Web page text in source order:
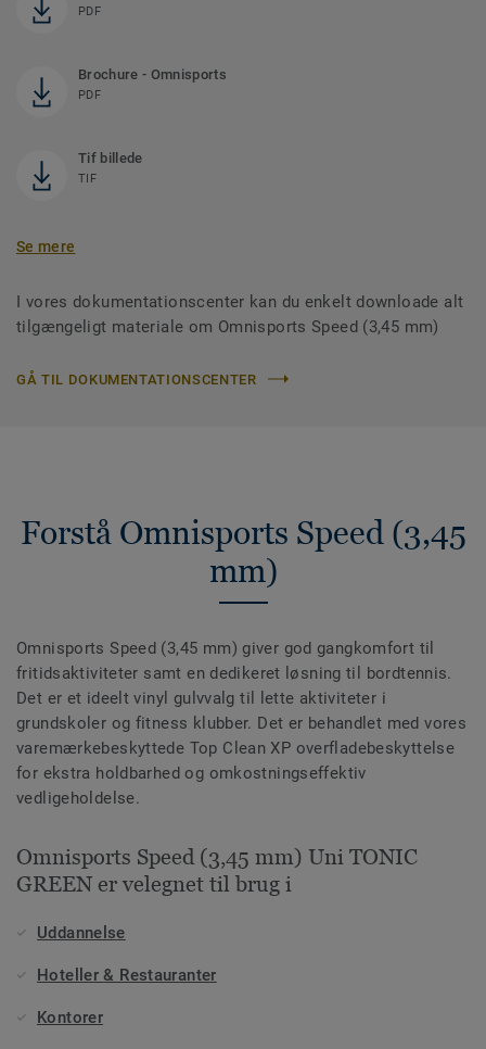
PDF
Brochure - Omnisports
PDF
Tif billede
TIF
Se mere
I vores dokumentationscenter kan du enkelt downloade alt
tilgængeligt materiale om Omnisports Speed (3,45 mm)
GÅ TIL DOKUMENTATIONSCENTER
Forstå Omnisports Speed (3,45
mm)
Omnisports Speed (3,45 mm) giver god gangkomfort til
fritidsaktiviteter samt en dedikeret løsning til bordtennis.
Det er et ideelt vinyl gulvvalg til lette aktiviteter i
grundskoler og fitness klubber. Det er behandlet med vores
varemærkebeskyttede Top Clean XP overfladebeskyttelse
for ekstra holdbarhed og omkostningseffektiv
vedligeholdelse.
Omnisports Speed (3,45 mm) Uni TONIC
GREEN er velegnet til brug i
Uddannelse
Hoteller & Restauranter
Kontorer